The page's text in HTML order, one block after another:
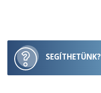
SEGÍTHETÜNK?